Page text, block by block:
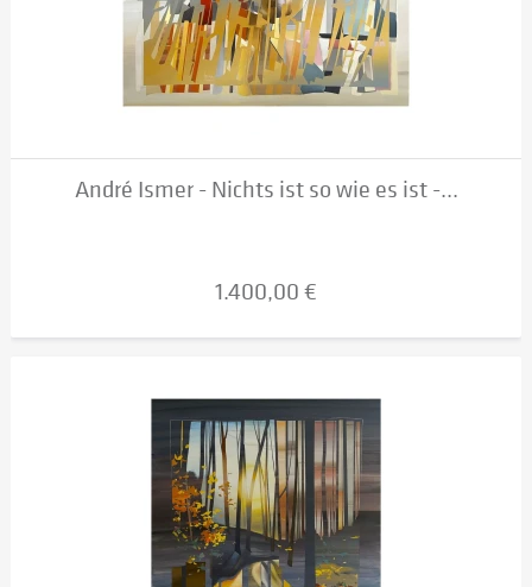
André Ismer - Nichts ist so wie es ist -...
1.400,00 €